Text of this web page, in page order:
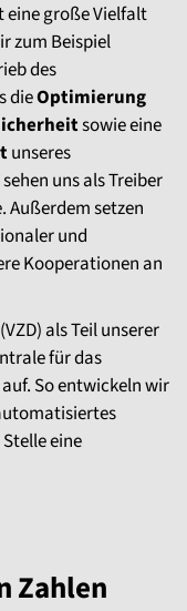
eine große Vielfalt
zum Beispiel
des
dieOptimierung
sowie eine
unseres
uns als Treiber
setzen
und
Kooperationen an
als Teil unserer
für das
auf. So entwickeln wir
eine
Zahlen